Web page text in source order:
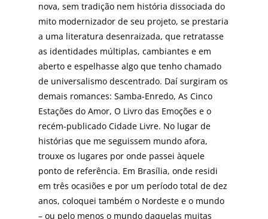
nova, sem tradição nem história dissociada do
mito modernizador de seu projeto, se prestaria
a uma literatura desenraizada, que retratasse
as identidades múltiplas, cambiantes e em
aberto e espelhasse algo que tenho chamado
de universalismo descentrado. Daí surgiram os
demais romances: Samba-Enredo, As Cinco
Estações do Amor, O Livro das Emoções e o
recém-publicado Cidade Livre. No lugar de
histórias que me seguissem mundo afora,
trouxe os lugares por onde passei àquele
ponto de referência. Em Brasília, onde residi
em três ocasiões e por um período total de dez
anos, coloquei também o Nordeste e o mundo
– ou pelo menos o mundo daquelas muitas